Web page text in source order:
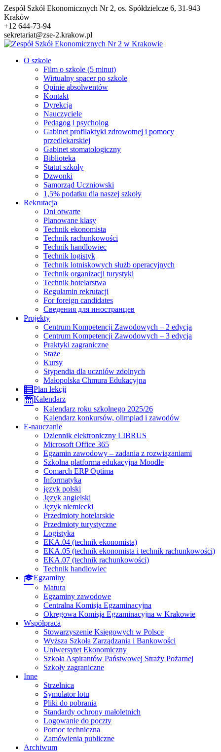
Przejdź
do
treści
Zespół Szkół Ekonomicznych Nr 2, os. Spółdzielcze 6, 31-943
Kraków
+12 644-73-94
sekretariat@zse-2.krakow.pl
O szkole
Film o szkole (5 minut)
Wirtualny spacer po szkole
Opinie absolwentów
Kontakt
Dyrekcja
Nauczyciele
Pedagog i psycholog
Gabinet profilaktyki zdrowotnej i pomocy
przedlekarskiej
Gabinet stomatologiczny
Biblioteka
Statut szkoły
Dzwonki
Samorząd Uczniowski
1,5% podatku dla naszej szkoły
Rekrutacja
Dni otwarte
Planowane klasy
Technik ekonomista
Technik rachunkowości
Technik handlowiec
Technik logistyk
Technik lotniskowych służb operacyjnych
Technik organizacji turystyki
Technik hotelarstwa
Regulamin rekrutacji
For foreign candidates
Сведения для иностранцев
Projekty
Centrum Kompetencji Zawodowych – 2 edycja
Centrum Kompetencji Zawodowych – 3 edycja
Praktyki zagraniczne
Staże
Kursy
Stypendia dla uczniów zdolnych
Małopolska Chmura Edukacyjna
Plan lekcji
Kalendarz
Kalendarz roku szkolnego 2025/26
Kalendarz konkursów, olimpiad i zawodów
E-nauczanie
Dziennik elektroniczny LIBRUS
Microsoft Office 365
Egzamin zawodowy – zadania z rozwiązaniami
Szkolna platforma edukacyjna Moodle
Comarch ERP Optima
Informatyka
język polski
Język angielski
Język niemiecki
Przedmioty hotelarskie
Przedmioty turystyczne
Logistyka
EKA.04 (technik ekonomista)
EKA.05 (technik ekonomista i technik rachunkowości)
EKA.07 (technik rachunkowości)
Technik handlowiec
Egzaminy
Matura
Egzaminy zawodowe
Centralna Komisja Egzaminacyjna
Okręgowa Komisja Egzaminacyjna w Krakowie
Współpraca
Stowarzyszenie Księgowych w Polsce
Wyższa Szkoła Zarządzania i Bankowości
Uniwersytet Ekonomiczny
Szkoła Aspirantów Państwowej Straży Pożarnej
Szkoły zagraniczne
Inne
Strzelnica
Symulator lotu
Pliki do pobrania
Standardy ochrony małoletnich
Logowanie do poczty
Pomoc techniczna
Zamówienia publiczne
Archiwum